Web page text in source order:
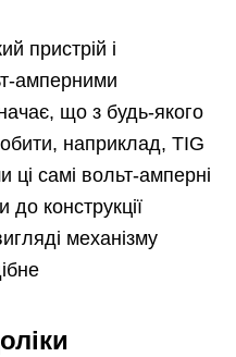
пристрій і
амперними
що з будь-якого
наприклад, TIG
ці самі вольт-амперні
до конструкції
механізму